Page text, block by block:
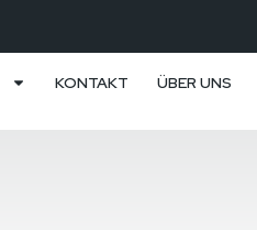
KONTAKT ÜBER UNS